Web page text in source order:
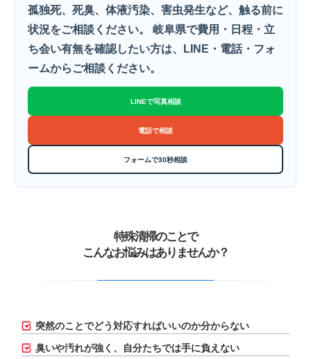
孤独死、死臭、体液汚染、害虫発生など、触る前に
状況をご相談ください。 岐阜県で費用・日程・立
ち会い有無を確認したい方は、LINE・電話・フォ
ームからご相談ください。
LINEで写真相談
電話で相談
フォームで30秒相談
特殊清掃のことで
こんなお悩みはありませんか？
突然のことでどう対応すればいいのか分からない
臭いや汚れが強く、自分たちでは手に負えない